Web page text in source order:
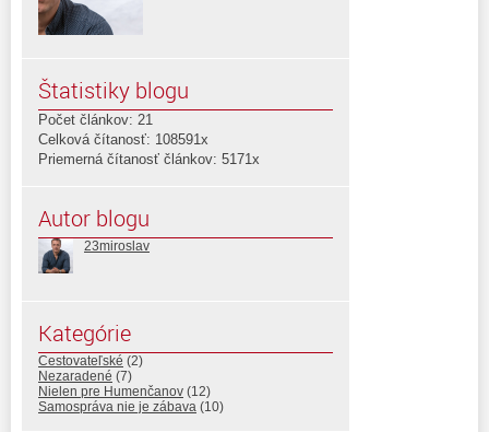
Štatistiky blogu
Počet článkov: 21
Celková čítanosť: 108591x
Priemerná čítanosť článkov: 5171x
Autor blogu
23miroslav
Kategórie
Cestovateľské (2)
Nezaradené (7)
Nielen pre Humenčanov (12)
Samospráva nie je zábava (10)